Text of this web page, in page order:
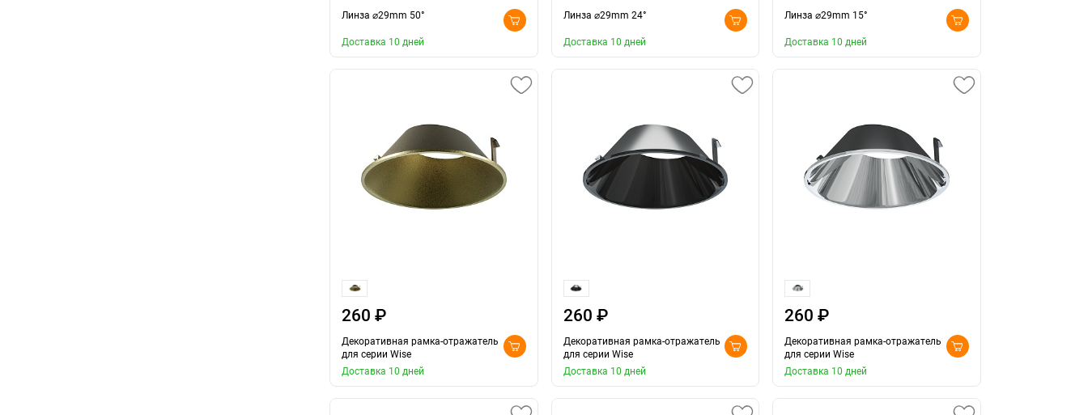
Линза ⌀29mm 50°
Доставка 10 дней
Линза ⌀29mm 24°
Доставка 10 дней
Линза ⌀29mm 15°
Доставка 10 дней
260 ₽
Декоративная рамка-отражатель
для серии Wise
Доставка 10 дней
260 ₽
Декоративная рамка-отражатель
для серии Wise
Доставка 10 дней
260 ₽
Декоративная рамка-отражатель
для серии Wise
Доставка 10 дней